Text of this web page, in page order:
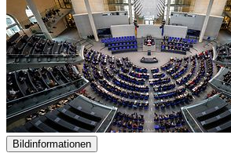
Bildinformationen